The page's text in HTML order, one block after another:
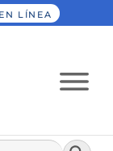
LÍNEA
Botón